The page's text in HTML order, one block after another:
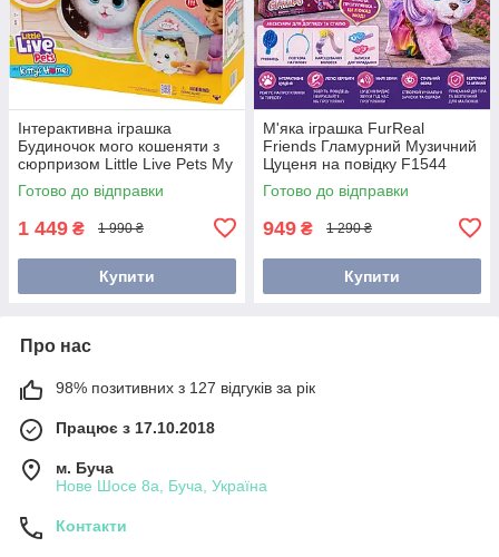
Інтерактивна іграшка
Будиночок мого кошеняти з
сюрпризом Little Live Pets My
Kitty's Home 26546
Готово до відправки
1 449 ₴ 1 990 ₴
Купити
М'яка іграшка FurReal
Friends Гламурний Музичний
Цуценя на повідку F1544
Готово до відправки
949 ₴ 1 290 ₴
Купити
Про нас
98% позитивних з 127 відгуків за рік
Працює з 17.10.2018
м. Буча
Нове Шосе 8а, Буча, Україна
Контакти